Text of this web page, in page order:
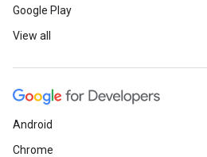
Google Play
View all
Android
Chrome